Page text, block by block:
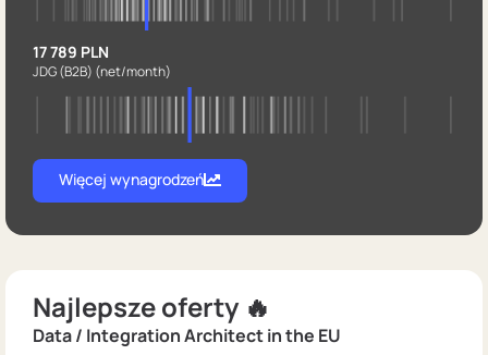
17 789 PLN
JDG (B2B) (net/month)
Więcej wynagrodzeń
Najlepsze oferty 🔥
Data / Integration Architect in the EU